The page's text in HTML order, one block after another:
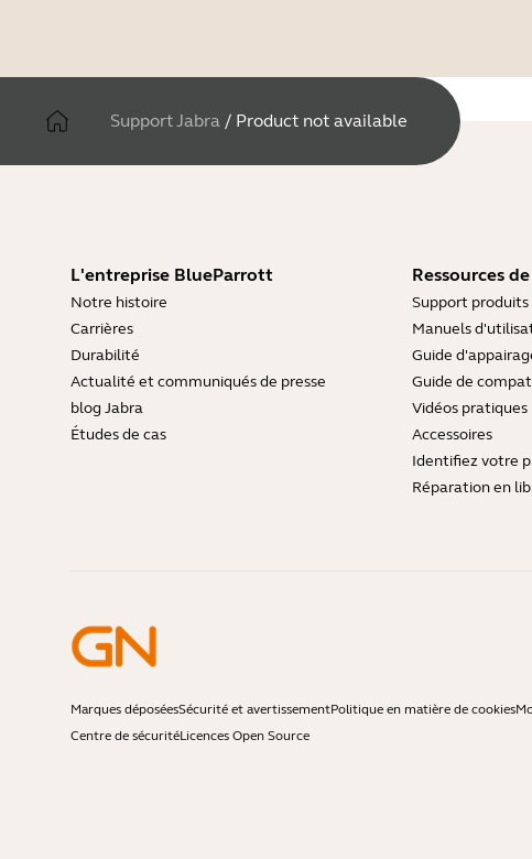
Support Jabra / Product not available
L'entreprise BlueParrott
Notre histoire
Carrières
Durabilité
Actualité et communiqués de presse
blog Jabra
Études de cas
Ressources
Support produits
Manuels
Guide
Guide de
Vidéos pratiques
Accessoires
Identifiez votre
Réparation en
Marques déposéesSécurité et avertissementPolitique en matière de cookies
Centre de sécuritéLicences Open Source